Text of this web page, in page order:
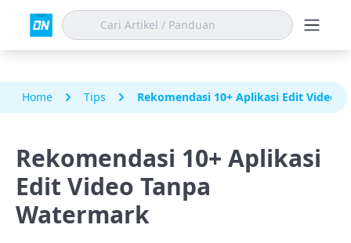
Home Tips Rekomendasi 10+ Aplikasi Edit Video
Rekomendasi 10+ Aplikasi
Edit Video Tanpa
Watermark